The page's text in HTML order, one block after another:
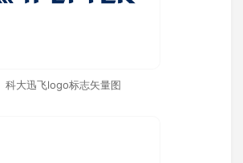
科大迅飞logo标志矢量图